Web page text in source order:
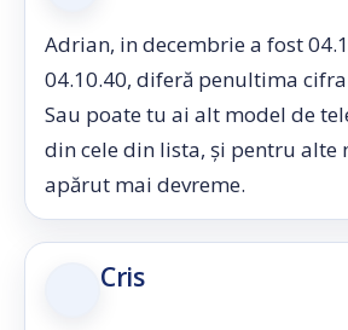
Adrian, in decembrie a fost
04.10.40, diferă penultima
Sau poate tu ai alt model de
din cele din lista, și pentru alte
apărut mai devreme.
Cris